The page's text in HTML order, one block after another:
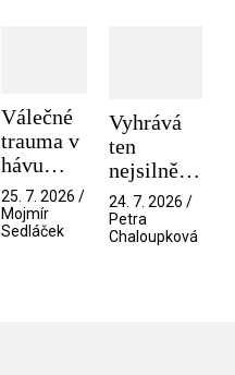
Válečné
trauma v
hávu
spektáklu
/ Odyssea
25. 7. 2026 /
Mojmír
Sedláček
Vyhrává
ten
nejsilnější
/ V nitru
manosféry
24. 7. 2026 /
Petra
Chaloupková